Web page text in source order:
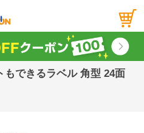
もできるラベル 角型 24面